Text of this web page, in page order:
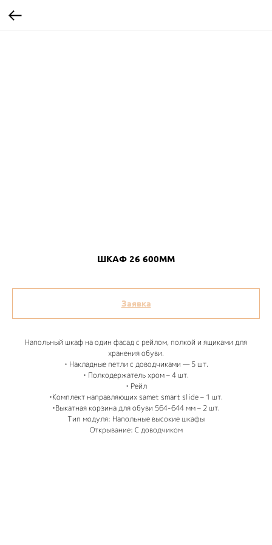
ШКАФ 26 600ММ
Заявка
Напольный шкаф на один фасад с рейлом, полкой и ящиками для
хранения обуви.
• Накладные петли с доводчиками — 5 шт.
• Полкодержатель хром – 4 шт.
• Рейл
•Комплект направляющих samet smart slide – 1 шт.
•Выкатная корзина для обуви 564-644 мм – 2 шт.
Тип модуля: Напольные высокие шкафы
Открывание: С доводчиком